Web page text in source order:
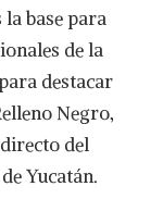
la base para
de la
destacar
Negro,
del
Yucatán.